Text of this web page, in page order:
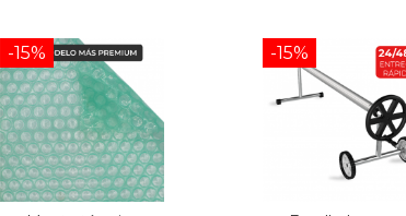
-15% -15%